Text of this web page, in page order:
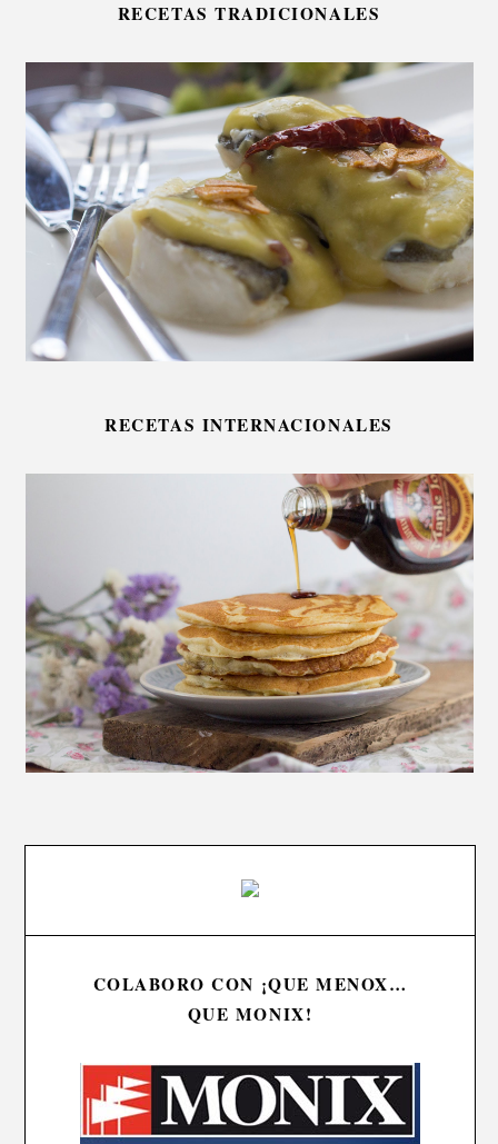
RECETAS TRADICIONALES
RECETAS INTERNACIONALES
COLABORO CON ¡QUE MENOX…
QUE MONIX!